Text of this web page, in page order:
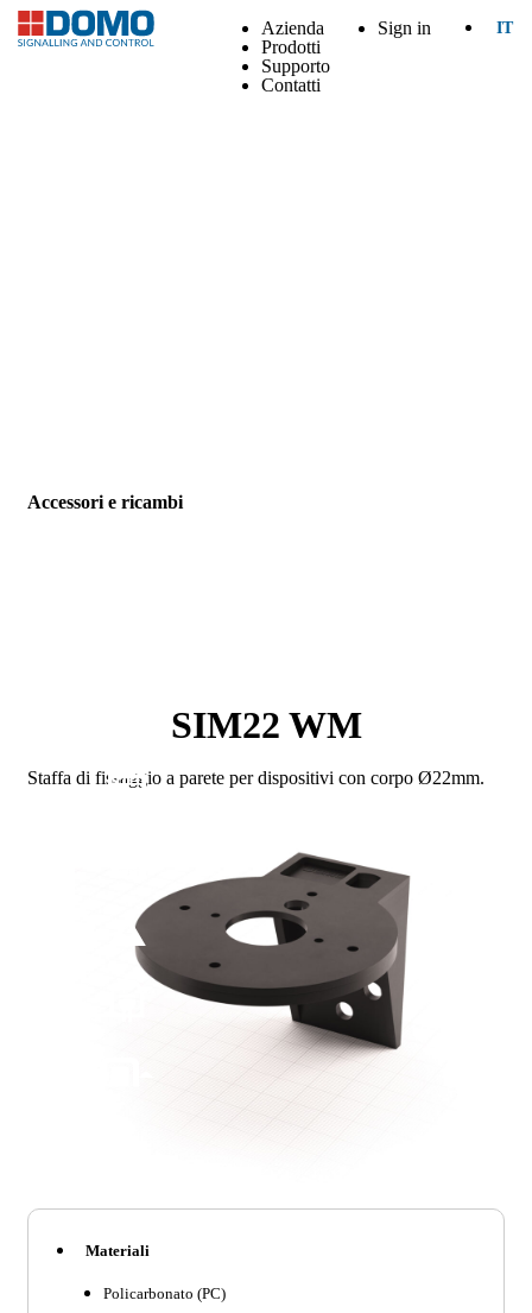
Azienda
Prodotti
Supporto
Contatti
Sign in IT
Accessori e ricambi
SIM22 WM
Staffa di fissaggio a parete per dispositivi con corpo Ø22mm.
Materiali
Policarbonato (PC)